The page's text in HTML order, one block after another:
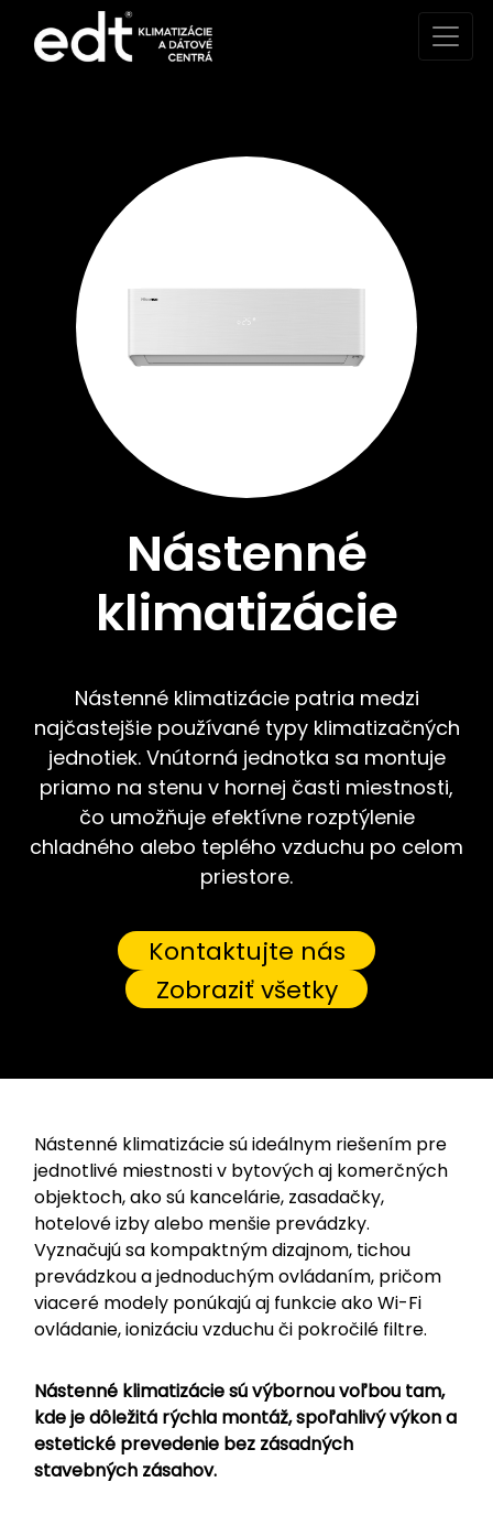
Nástenné
klimatizácie
Nástenné klimatizácie patria medzi
najčastejšie používané typy klimatizačných
jednotiek. Vnútorná jednotka sa montuje
priamo na stenu v hornej časti miestnosti,
čo umožňuje efektívne rozptýlenie
chladného alebo teplého vzduchu po celom
priestore.
Kontaktujte nás
Zobraziť všetky
Nástenné klimatizácie sú ideálnym riešením pre
jednotlivé miestnosti v bytových aj komerčných
objektoch, ako sú kancelárie, zasadačky,
hotelové izby alebo menšie prevádzky.
Vyznačujú sa kompaktným dizajnom, tichou
prevádzkou a jednoduchým ovládaním, pričom
viaceré modely ponúkajú aj funkcie ako Wi-Fi
ovládanie, ionizáciu vzduchu či pokročilé filtre.
Nástenné klimatizácie sú výbornou voľbou tam,
kde je dôležitá rýchla montáž, spoľahlivý výkon a
estetické prevedenie bez zásadných
stavebných zásahov.